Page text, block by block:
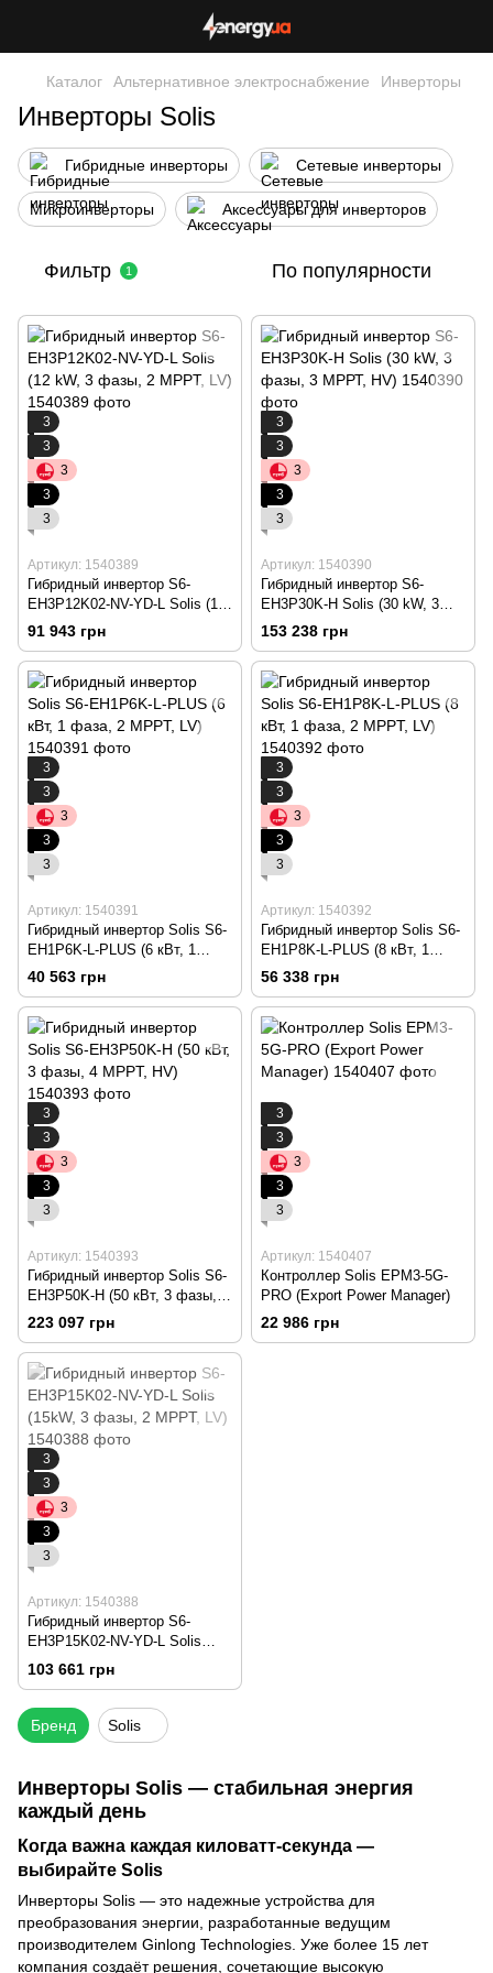
Каталог Альтернативное электроснабжение Инверторы
Инверторы Solis
Гибридные инверторы Сетевые инверторы
Микроинверторы Аксессуары для инверторов
Фильтр 1 По популярности
3
3
3
3
3
Артикул: 1540389
Гибридный инвертор S6-
ЕН3P12K02-NV-YD-L Solis (12
kW, 3 фазы, 2 MPPT, LV)
91 943 грн
3
3
3
3
3
Артикул: 1540390
Гибридный инвертор S6-
ЕН3P30K-H Solis (30 kW, 3
фазы, 3 МРРТ, HV)
153 238 грн
3
3
3
3
3
Артикул: 1540391
Гибридный инвертор Solis S6-
EH1P6K-L-PLUS (6 кВт, 1
фаза, 2 MPPT, LV)
40 563 грн
3
3
3
3
3
Артикул: 1540392
Гибридный инвертор Solis S6-
EH1P8K-L-PLUS (8 кВт, 1
фаза, 2 MPPT, LV)
56 338 грн
3
3
3
3
3
Артикул: 1540393
Гибридный инвертор Solis S6-
EH3P50K-H (50 кВт, 3 фазы, 4
MPPT, HV)
223 097 грн
3
3
3
3
3
Артикул: 1540407
Контроллер Solis EPM3-5G-
PRO (Export Power Manager)
22 986 грн
3
3
3
3
3
Артикул: 1540388
Гибридный инвертор S6-
EH3P15K02-NV-YD-L Solis
(15kW, 3 фазы, 2 MPPT, LV)
103 661 грн
Инверторы Solis — стабильная энергия
каждый день
Когда важна каждая киловатт-секунда —
выбирайте Solis
Инверторы Solis — это надежные устройства для
преобразования энергии, разработанные ведущим
производителем Ginlong Technologies. Уже более 15 лет
компания создаёт решения, сочетающие высокую
Бренд Solis